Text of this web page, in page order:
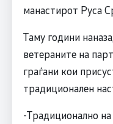
манастирот Руса
Таму години
ветераните на
граѓани кои
традиционален
-Традиционално